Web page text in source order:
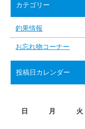
カテゴリー
釣果情報
お忘れ物コーナー
投稿日カレンダー
日 月 火